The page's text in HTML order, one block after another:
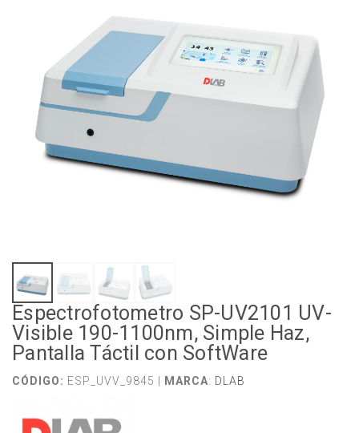
Espectrofotometro SP-UV2101 UV-
Visible 190-1100nm, Simple Haz,
Pantalla Táctil con SoftWare
CÓDIGO: ESP_UVV_9845 | MARCA: DLAB